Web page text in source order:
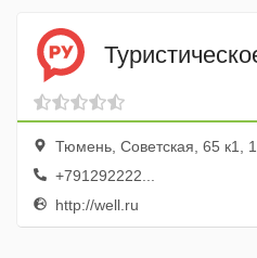
Тюмень, Советская, 65 к1,
+791292222...
http://well.ru